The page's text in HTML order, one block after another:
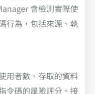
會檢測實際使
行為，包括來源、執
用者數、存取的資料
令碼的風險評分。接